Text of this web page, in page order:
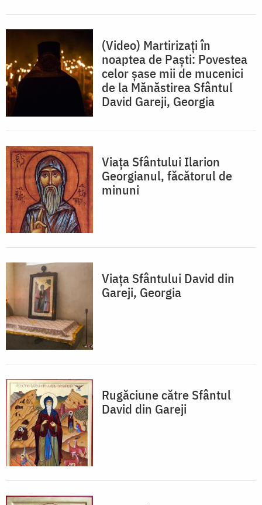
(Video) Martirizați în
noaptea de Paști: Povestea
celor șase mii de mucenici
de la Mănăstirea Sfântul
David Gareji, Georgia
Viața Sfântului Ilarion
Georgianul, făcătorul de
minuni
Viața Sfântului David din
Gareji, Georgia
Rugăciune către Sfântul
David din Gareji